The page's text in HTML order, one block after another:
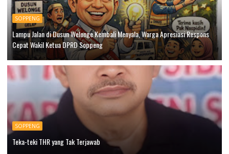
SOPPENG
Lampu Jalan di Dusun Welonge Kembali Menyala, Warga Apresiasi Respons
Cepat Wakil Ketua DPRD Soppeng
SOPPENG
Teka-teki THR yang Tak Terjawab